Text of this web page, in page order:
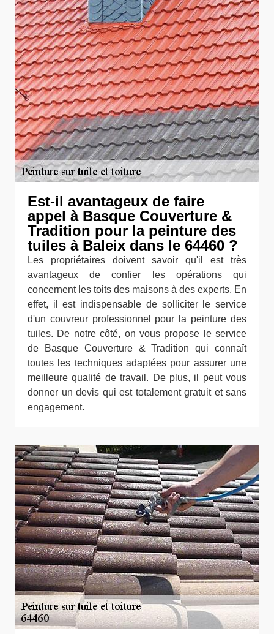
Est-il avantageux de faire
appel à Basque Couverture &
Tradition pour la peinture des
tuiles à Baleix dans le 64460 ?
Les propriétaires doivent savoir qu'il est très
avantageux de confier les opérations qui
concernent les toits des maisons à des experts. En
effet, il est indispensable de solliciter le service
d'un couvreur professionnel pour la peinture des
tuiles. De notre côté, on vous propose le service
de Basque Couverture & Tradition qui connaît
toutes les techniques adaptées pour assurer une
meilleure qualité de travail. De plus, il peut vous
donner un devis qui est totalement gratuit et sans
engagement.